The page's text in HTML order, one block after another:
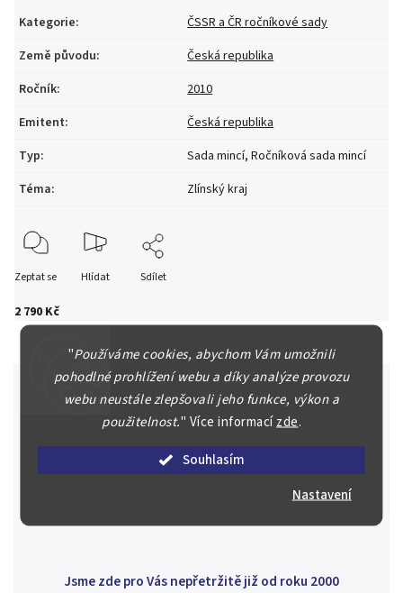
"Používáme cookies, abychom Vám umožnili
pohodlné prohlížení webu a díky analýze provozu
webu neustále zlepšovali jeho funkce, výkon a
použitelnost." Více informacízde.
Souhlasím
Nastavení
2 790 Kč
Kategorie:
ČSSR a ČR ročníkové sady
Země původu:
Česká republika
Ročník:
2010
Emitent:
Česká republika
Typ:
Sada mincí, Ročníková sada mincí
Téma: Zlínský kraj
Zeptat se Hlídat Sdílet
Špičkové služby za nejlepší ceny
Náš kolektiv specialistů a znalců se Vám bude plně věnovat.
Posoudíme kvalitu a pravost Vašeho materiálu, prodáme v naší
aukci nebo Vám poradíme kam investovat.
Jsme zde pro Vás nepřetržitě již od roku 2000